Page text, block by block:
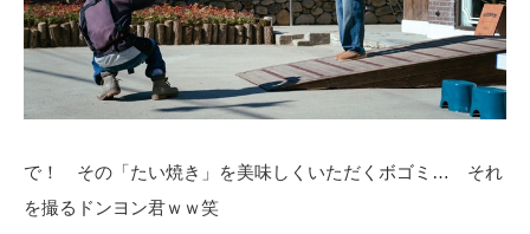
で！ その「たい焼き」を美味しくいただくボゴミ… それ
を撮るドンヨン君ｗｗ笑